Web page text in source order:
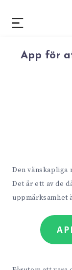
App för
Den vänskapliga
Det är ett av de
uppmärksamhet